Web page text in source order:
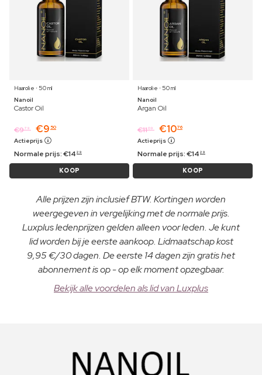
Haarolie ⋅ 50 ml
Nanoil
Castor Oil
€979 €9 50
Actieprijs
Normale prijs:€14 29
KOOP
Haarolie ⋅ 50 ml
Nanoil
Argan Oil
€1109 €1076
Actieprijs
Normale prijs:€14 29
KOOP
Alle prijzen zijn inclusief BTW. Kortingen worden
weergegeven in vergelijking met de normale prijs.
Luxplus ledenprijzen gelden alleen voor leden. Je kunt
lid worden bij je eerste aankoop. Lidmaatschap kost
9,95 €/30 dagen. De eerste 14 dagen zijn gratis het
abonnement is op - op elk moment opzegbaar.
Bekijk alle voordelen als lid van Luxplus